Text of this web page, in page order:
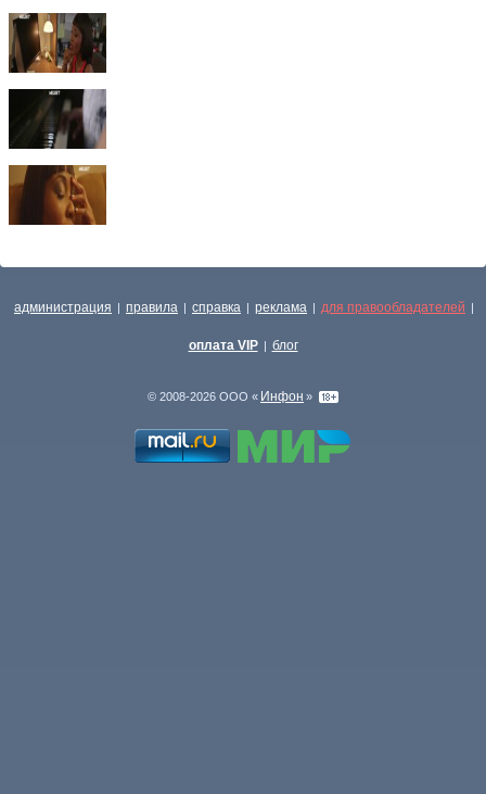
администрация | правила | справка | реклама | для правообладателей |
оплата VIP | блог
© 2008-2026 ООО « Инфон »